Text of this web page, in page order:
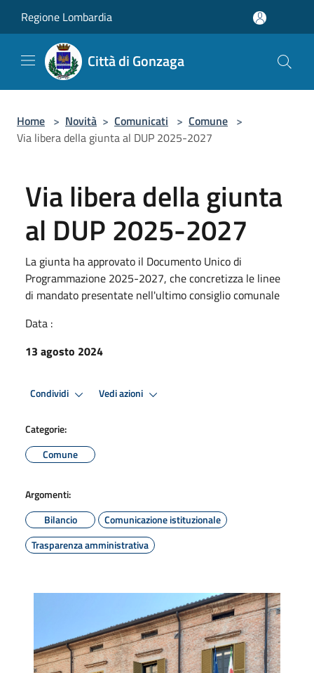
Regione Lombardia
Città di Gonzaga
Home > Novità > Comunicati > Comune >
Via libera della giunta al DUP 2025-2027
Via libera della giunta
al DUP 2025-2027
La giunta ha approvato il Documento Unico di
Programmazione 2025-2027, che concretizza le linee
di mandato presentate nell'ultimo consiglio comunale
Data :
13 agosto 2024
Condividi Vedi azioni
Categorie:
Comune
Argomenti:
Bilancio
Comunicazione istituzionale
Trasparenza amministrativa